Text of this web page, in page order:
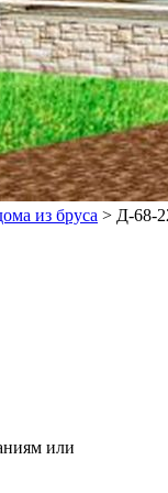
из бруса > Д-68-
или